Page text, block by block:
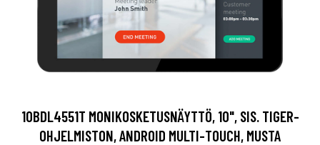
10BDL4551T MONIKOSKETUSNÄYTTÖ, 10", SIS. TIGER-
OHJELMISTON, ANDROID MULTI-TOUCH, MUSTA